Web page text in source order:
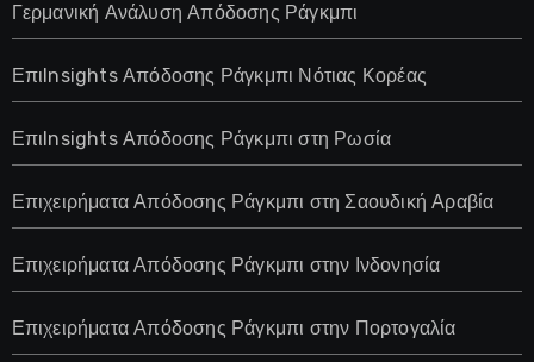
Γερμανική Ανάλυση Απόδοσης Ράγκμπι
ΕπιInsights Απόδοσης Ράγκμπι Νότιας Κορέας
ΕπιInsights Απόδοσης Ράγκμπι στη Ρωσία
Επιχειρήματα Απόδοσης Ράγκμπι στη Σαουδική Αραβία
Επιχειρήματα Απόδοσης Ράγκμπι στην Ινδονησία
Επιχειρήματα Απόδοσης Ράγκμπι στην Πορτογαλία